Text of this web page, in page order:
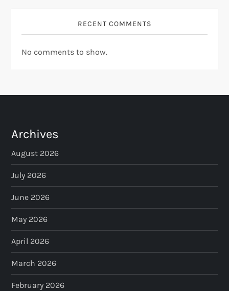
RECENT COMMENTS
No comments to show.
Archives
August 2026
July 2026
June 2026
May 2026
April 2026
March 2026
February 2026